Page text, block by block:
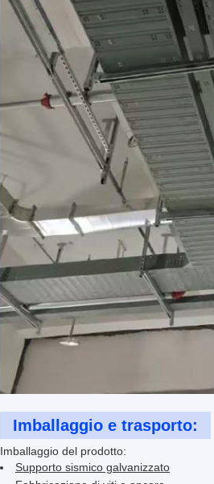
Imballaggio e trasporto:
Imballaggio del prodotto:
Supporto sismico galvanizzato